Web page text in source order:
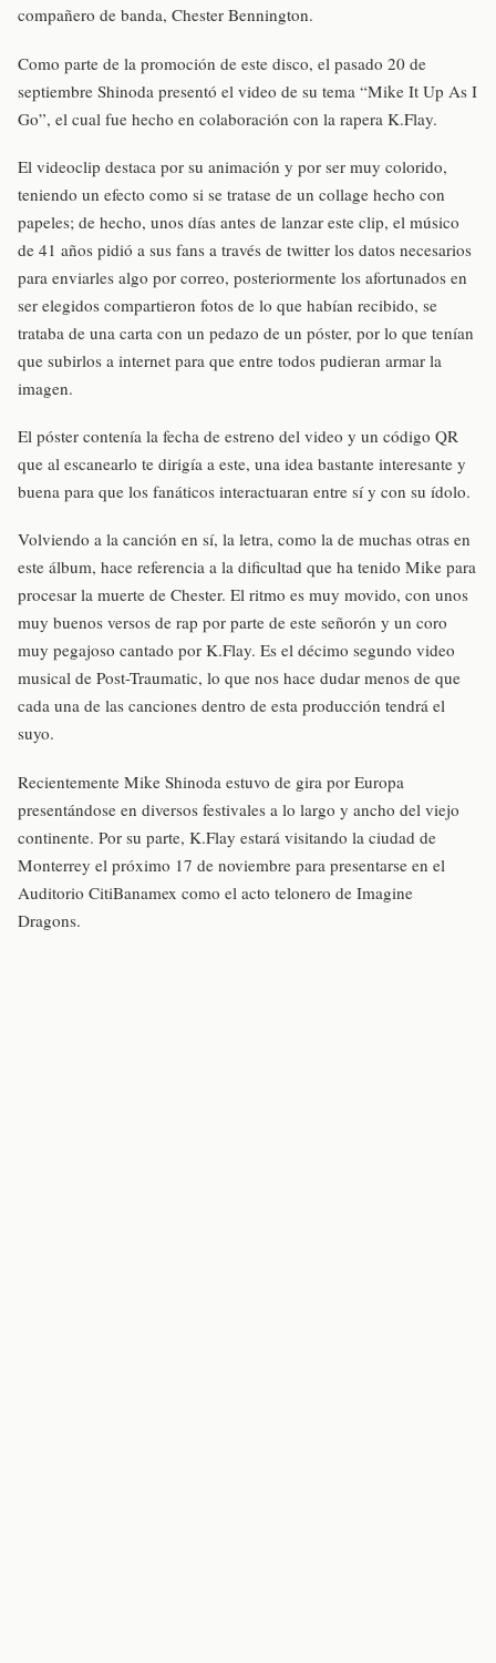
compañero de banda, Chester Bennington.
Como parte de la promoción de este disco, el pasado 20 de
septiembre Shinoda presentó el video de su tema “Mike It Up As I
Go”, el cual fue hecho en colaboración con la rapera K.Flay.
El videoclip destaca por su animación y por ser muy colorido,
teniendo un efecto como si se tratase de un collage hecho con
papeles; de hecho, unos días antes de lanzar este clip, el músico
de 41 años pidió a sus fans a través de twitter los datos necesarios
para enviarles algo por correo, posteriormente los afortunados en
ser elegidos compartieron fotos de lo que habían recibido, se
trataba de una carta con un pedazo de un póster, por lo que tenían
que subirlos a internet para que entre todos pudieran armar la
imagen.
El póster contenía la fecha de estreno del video y un código QR
que al escanearlo te dirigía a este, una idea bastante interesante y
buena para que los fanáticos interactuaran entre sí y con su ídolo.
Volviendo a la canción en sí, la letra, como la de muchas otras en
este álbum, hace referencia a la dificultad que ha tenido Mike para
procesar la muerte de Chester. El ritmo es muy movido, con unos
muy buenos versos de rap por parte de este señorón y un coro
muy pegajoso cantado por K.Flay. Es el décimo segundo video
musical de Post-Traumatic, lo que nos hace dudar menos de que
cada una de las canciones dentro de esta producción tendrá el
suyo.
Recientemente Mike Shinoda estuvo de gira por Europa
presentándose en diversos festivales a lo largo y ancho del viejo
continente. Por su parte, K.Flay estará visitando la ciudad de
Monterrey el próximo 17 de noviembre para presentarse en el
Auditorio CitiBanamex como el acto telonero de Imagine
Dragons.